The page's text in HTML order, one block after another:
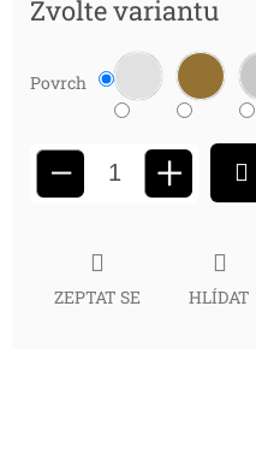
Zvolte variantu
Povrch
− +
ZEPTAT SE HLÍDAT